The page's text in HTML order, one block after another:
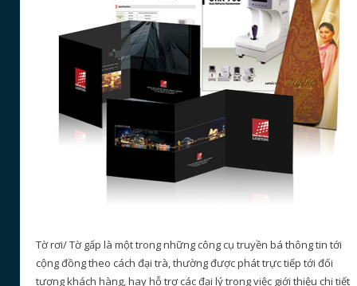
Tờ rơi/ Tờ gấp là một trong những công cụ truyền bá thông tin tới
cộng đồng theo cách đại trà, thường được phát trực tiếp tới đối
tượng khách hàng, hay hỗ trợ các đại lý trong việc giới thiệu chi tiết